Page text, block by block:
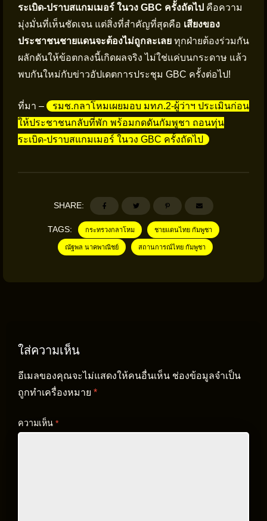
ระเบิด-ปราบสแกมเมอร์ ในวง GBC ครั้งถัดไป คือความ
มุ่งมั่นที่เห็นชัดเจน แต่สิ่งที่สำคัญที่สุดคือ เสียงของ
ประชาชนชายแดนจะต้องไม่ถูกละเลย ทุกฝ่ายต้องร่วมกัน
ผลักดันให้ข้อตกลงนี้เกิดผลจริง ไม่ใช่แค่บนกระดาษ แล้ว
พบกันใหม่กับข่าวอัปเดตการประชุม GBC ครั้งต่อไป!
ที่มา –
รมช.กลาโหมเผยมอบ มทภ.2-ผู้ว่าฯ ประเมินก่อน
ให้ประชาชนกลับที่พัก พร้อมกดดันกัมพูชา ถอนทุ่น
ระเบิด-ปราบสแกมเมอร์ ในวง GBC ครั้งถัดไป
SHARE:
TAGS: กระทรวงกลาโหม ชายแดนไทย กัมพูชา
ณัฐพล นาคพาณิชย์ สถานการณ์ไทย กัมพูชา
ใส่ความเห็น
อีเมลของคุณจะไม่แสดงให้คนอื่นเห็น ช่องข้อมูลจำเป็น
ถูกทำเครื่องหมาย *
ความเห็น *